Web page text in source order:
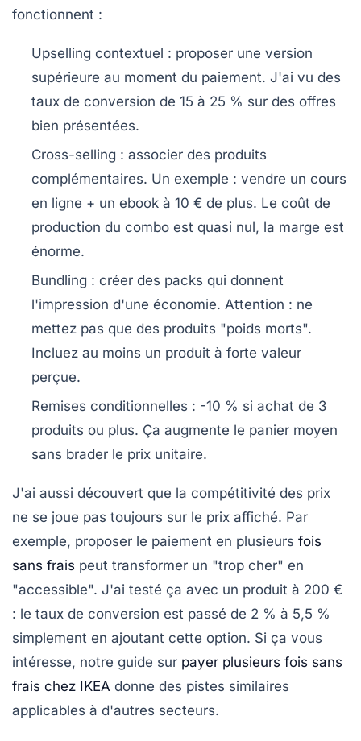
fonctionnent :
Upselling contextuel : proposer une version
supérieure au moment du paiement. J'ai vu des
taux de conversion de 15 à 25 % sur des offres
bien présentées.
Cross-selling : associer des produits
complémentaires. Un exemple : vendre un cours
en ligne + un ebook à 10 € de plus. Le coût de
production du combo est quasi nul, la marge est
énorme.
Bundling : créer des packs qui donnent
l'impression d'une économie. Attention : ne
mettez pas que des produits "poids morts".
Incluez au moins un produit à forte valeur
perçue.
Remises conditionnelles : -10 % si achat de 3
produits ou plus. Ça augmente le panier moyen
sans brader le prix unitaire.
J'ai aussi découvert que la compétitivité des prix
ne se joue pas toujours sur le prix affiché. Par
exemple, proposer le paiement en plusieurs fois
sans frais peut transformer un "trop cher" en
"accessible". J'ai testé ça avec un produit à 200 €
: le taux de conversion est passé de 2 % à 5,5 %
simplement en ajoutant cette option. Si ça vous
intéresse, notre guide sur payer plusieurs fois sans
frais chez IKEA donne des pistes similaires
applicables à d'autres secteurs.